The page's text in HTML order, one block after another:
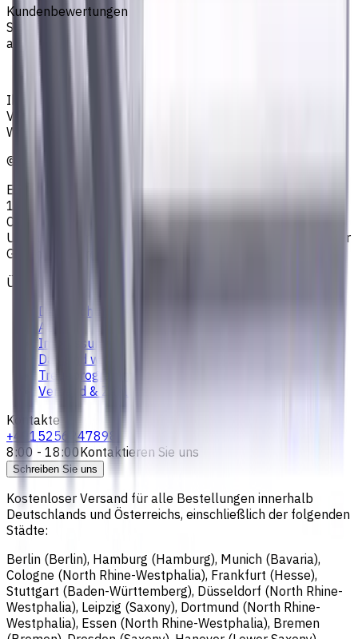
Kundenbewertungen
Sie müssen eingeloggt sein, um eine Bewertung
abzugeben.
Ihr zuverlässiger Lieferant von Werkzeugen,
Verbrauchsmaterialien und Kühlschmierstoffen für CNC-
Werkzeugmaschinen in der Metallbearbeitung
©
E4B2B Gmbh (CNCmarket.de); Heisenbergstraße 5,
10587, Berlin, Deutschland; Registergericht: Amtsgericht
Charlottenburg; Handelsregisternummer: HRB 258196 B;
Umsatzsteuer-ID: DE364343215; Vertretungsberechtigter
Geschäftsführer: Sergey Sysoev
Über uns
Datenschutzerklärung
AGB
Impressum
Das sind wir
Treueprogramm
Versand & Zahlung
Kontakte
+4915256247898
8:00 - 18:00Kontaktieren Sie uns
Schreiben Sie uns
Kostenloser Versand für alle Bestellungen innerhalb
Deutschlands und Österreichs, einschließlich der folgenden
Städte:
Berlin (Berlin), Hamburg (Hamburg), Munich (Bavaria),
Cologne (North Rhine-Westphalia), Frankfurt (Hesse),
Stuttgart (Baden-Württemberg), Düsseldorf (North Rhine-
Westphalia), Leipzig (Saxony), Dortmund (North Rhine-
Westphalia), Essen (North Rhine-Westphalia), Bremen